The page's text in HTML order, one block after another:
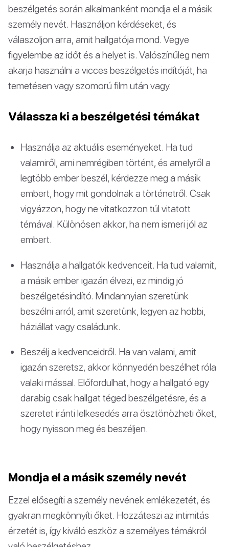
beszélgetés során alkalmanként mondja el a másik
személy nevét. Használjon kérdéseket, és
válaszoljon arra, amit hallgatója mond. Vegye
figyelembe az időt és a helyet is. Valószínűleg nem
akarja használni a vicces beszélgetés indítóját, ha
temetésen vagy szomorú film után vagy.
Válassza ki a beszélgetési témákat
Használja az aktuális eseményeket. Ha tud
valamiről, ami nemrégiben történt, és amelyről a
legtöbb ember beszél, kérdezze meg a másik
embert, hogy mit gondolnak a történetről. Csak
vigyázzon, hogy ne vitatkozzon túl vitatott
témával. Különösen akkor, ha nem ismeri jól az
embert.
Használja a hallgatók kedvenceit. Ha tud valamit,
a másik ember igazán élvezi, ez mindig jó
beszélgetésindító. Mindannyian szeretünk
beszélni arról, amit szeretünk, legyen az hobbi,
háziállat vagy családunk.
Beszélj a kedvenceidről. Ha van valami, amit
igazán szeretsz, akkor könnyedén beszélhet róla
valaki mással. Előfordulhat, hogy a hallgató egy
darabig csak hallgat téged beszélgetésre, és a
szeretet iránti lelkesedés arra ösztönözheti őket,
hogy nyisson meg és beszéljen.
Mondja el a másik személy nevét
Ezzel elősegíti a személy nevének emlékezetét, és
gyakran megkönnyíti őket. Hozzáteszi az intimitás
érzetét is, így kiváló eszköz a személyes témákról